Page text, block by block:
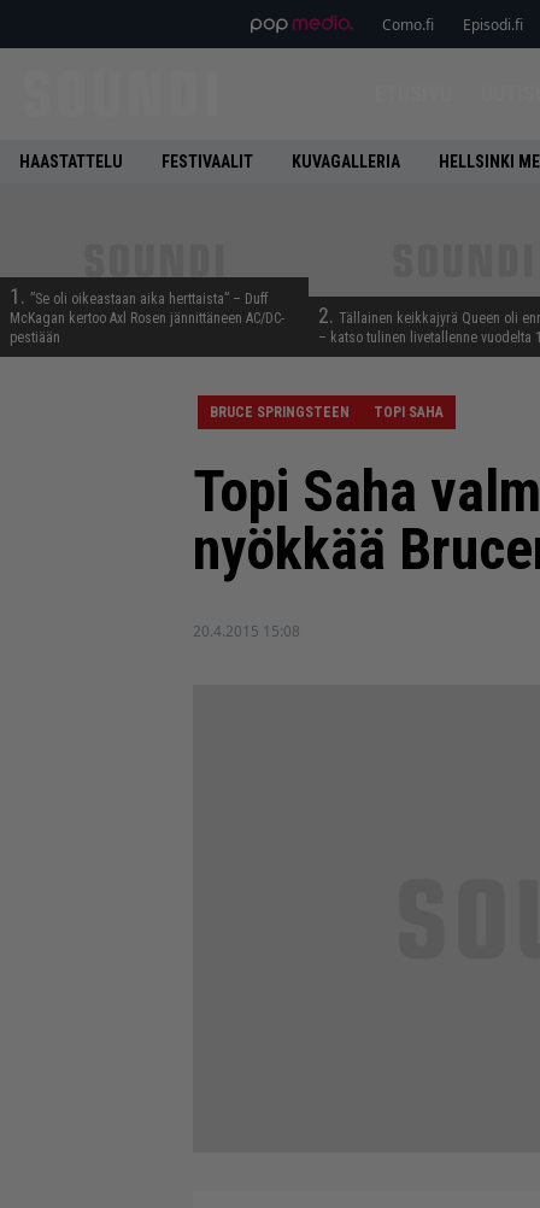
Como.fi Episodi.fi
HAASTATTELU FESTIVAALIT KUVAGALLERIA HELLSINKI
1. ”Se oli oikeastaan aika herttaista” – Duff
McKagan kertoo Axl Rosen jännittäneen AC/DC-
pestiään
2. Tällainen keikkajyrä Queen oli
– katso tulinen livetallenne vuodelta
BRUCE SPRINGSTEEN TOPI SAHA
Topi Saha
nyökkää
20.4.2015 15:08